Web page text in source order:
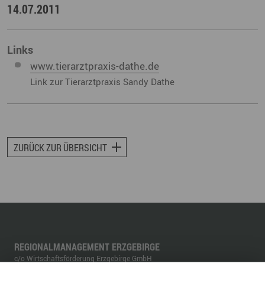
14.07.2011
Links
www.tierarztpraxis-dathe.de
Link zur Tierarztpraxis Sandy Dathe
ZURÜCK ZUR ÜBERSICHT
REGIONALMANAGEMENT ERZGEBIRGE
c/o Wirtschaftsförderung Erzgebirge GmbH